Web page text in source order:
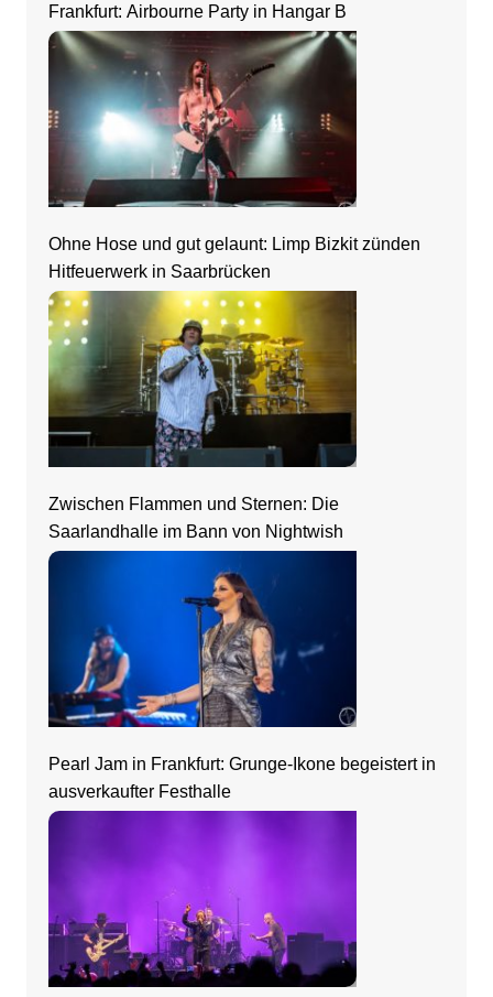
Frankfurt: Airbourne Party in Hangar B
Ohne Hose und gut gelaunt: Limp Bizkit zünden
Hitfeuerwerk in Saarbrücken
Zwischen Flammen und Sternen: Die
Saarlandhalle im Bann von Nightwish
Pearl Jam in Frankfurt: Grunge-Ikone begeistert in
ausverkaufter Festhalle